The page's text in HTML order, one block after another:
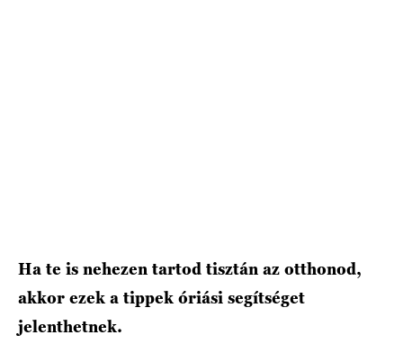
Ha te is nehezen tartod tisztán az otthonod,
akkor ezek a tippek óriási segítséget
jelenthetnek.